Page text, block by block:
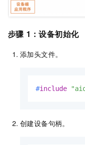
步骤 1：设备初始化
添加头文件。
#include
创建设备句柄。